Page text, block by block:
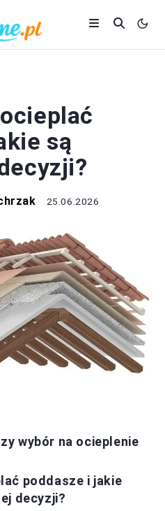
są
25.06.2026
wybór na ocieplenie
poddasze i jakie
decyzji?